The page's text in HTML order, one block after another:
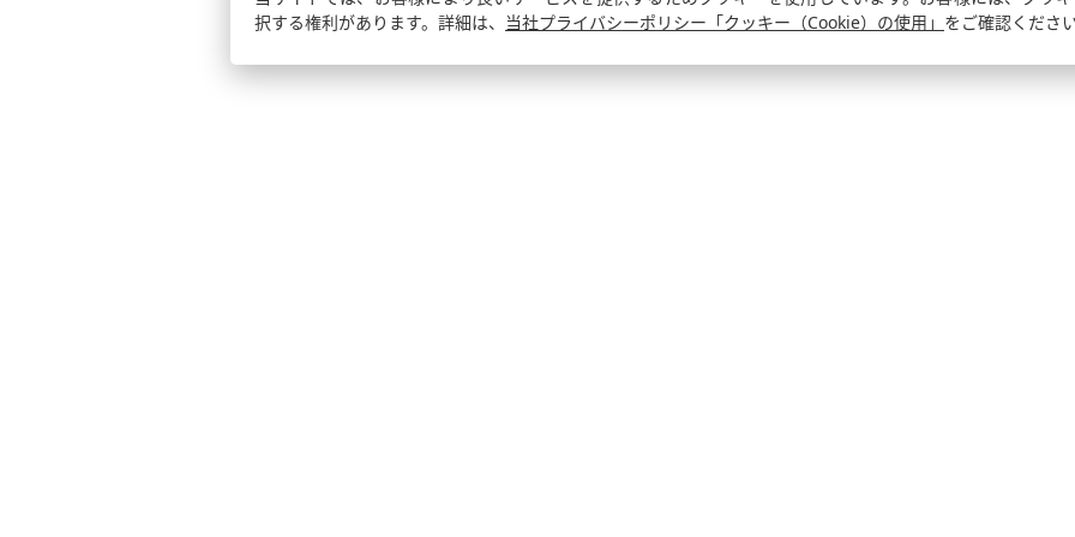
択する権利があります。詳細は、 当社プライバシーポリシー「クッキー（Cookie）の使用」 をご確認ください